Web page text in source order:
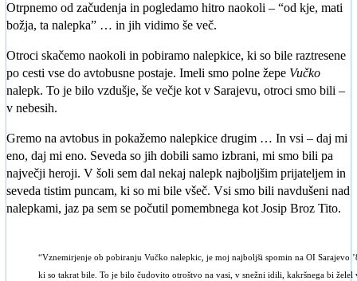
Otrpnemo od začudenja in pogledamo hitro naokoli – “od kje, mati
božja, ta nalepka” … in jih vidimo še več.
Otroci skačemo naokoli in pobiramo nalepkice, ki so bile raztresene
po cesti vse do avtobusne postaje. Imeli smo polne žepe Vučko
nalepk. To je bilo vzdušje, še večje kot v Sarajevu, otroci smo bili –
v nebesih.
Gremo na avtobus in pokažemo nalepkice drugim … In vsi – daj mi
eno, daj mi eno. Seveda so jih dobili samo izbrani, mi smo bili pa
največji heroji. V šoli sem dal nekaj nalepk najboljšim prijateljem in
seveda tistim puncam, ki so mi bile všeč. Vsi smo bili navdušeni nad
nalepkami, jaz pa sem se počutil pomembnega kot Josip Broz Tito.
“Vznemirjenje ob pobiranju Vučko nalepkic, je moj najboljši spomin na OI Sarajevo
ki so takrat bile. To je bilo čudovito otroštvo na vasi, v snežni idili, kakršnega bi